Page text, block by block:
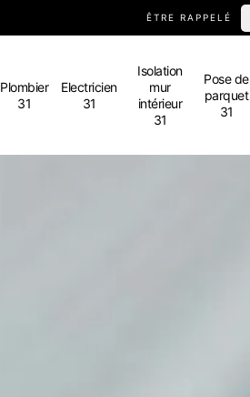
ÊTRE RAPPELÉ
Plombier
31
Electricien
31
Isolation
mur
intérieur
31
Pose de
parquet
31